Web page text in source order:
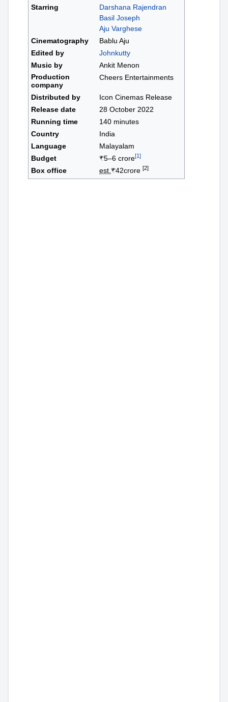
Starring
Darshana Rajendran
Basil Joseph
Aju Varghese
Cinematography
Bablu Aju
Edited by
Johnkutty
Music by
Ankit Menon
Production
company
Cheers Entertainments
Distributed by
Icon Cinemas Release
Release date
28 October 2022
Running time
140 minutes
Country
India
Language
Malayalam
Budget
₹5–6 crore[1]
Box office est. ₹42crore [2]